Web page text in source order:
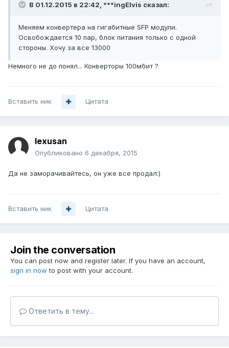
В 01.12.2015 в 22:42, ***ingElvis сказал:
Меняем конвертера на гигабитные SFP модули.
Освобождается 10 пар, блок питания только с одной
стороны. Хочу за все 13000
Немного не до понял... Конверторы 100мбит ?
Вставить ник Цитата
lexusan
Опубликовано 6 декабря, 2015
Да не заморачивайтесь, он уже все продал:)
Вставить ник Цитата
Join the conversation
You can post now and register later. If you have an account,
sign in now to post with your account.
Ответить в тему...